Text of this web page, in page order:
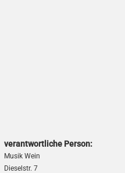
verantwortliche Person:
Musik Wein
Dieselstr. 7